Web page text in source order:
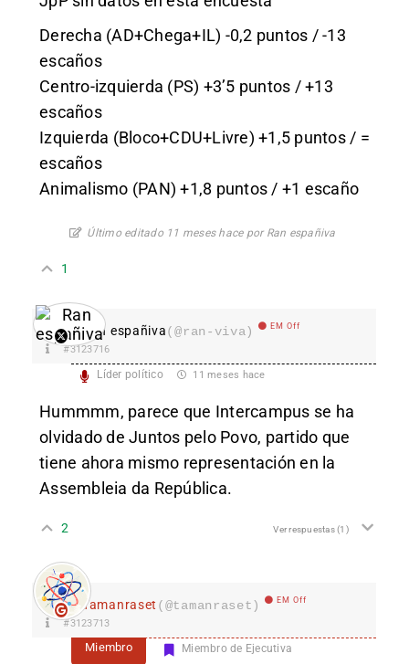
Derecha (AD+Chega+IL) -0,2 puntos / -13
escaños
Centro-izquierda (PS) +3’5 puntos / +13
escaños
Izquierda (Bloco+CDU+Livre) +1,5 puntos / =
escaños
Animalismo (PAN) +1,8 puntos / +1 escaño
Último editado 11 meses hace por Ran españiva
1
Ran españiva(@ran-viva) EM Off
#3123716
Líder político 11 meses hace
Hummmm, parece que Intercampus se ha
olvidado de Juntos pelo Povo, partido que
tiene ahora mismo representación en la
Assembleia da República.
2 Ver respuestas(1)
Tamanraset (@tamanraset) EM Off
#3123713
Miembro Miembro de Ejecutiva